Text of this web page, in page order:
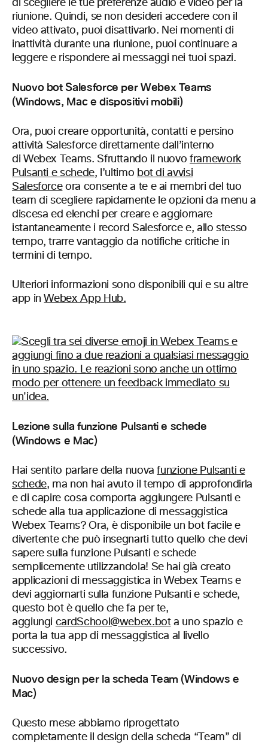
di scegliere le tue preferenze audio e video per la
riunione. Quindi, se non desideri accedere con il
video attivato, puoi disattivarlo. Nei momenti di
inattività durante una riunione, puoi continuare a
leggere e rispondere ai messaggi nei tuoi spazi.
Nuovo bot Salesforce per Webex Teams
(Windows, Mac e dispositivi mobili)
Ora, puoi creare opportunità, contatti e persino
attività Salesforce direttamente dall’interno
di Webex Teams. Sfruttando il nuovoframework
Pulsanti e schede, l’ultimo bot di avvisi
Salesforceora consente a te e ai membri del tuo
team di scegliere rapidamente le opzioni da menu a
discesa ed elenchi per creare e aggiornare
istantaneamente i record Salesforce e, allo stesso
tempo, trarre vantaggio da notifiche critiche in
termini di tempo.
Ulteriori informazioni sono disponibili qui e su altre
app inWebex App Hub.
Lezione sulla funzione Pulsanti e schede
(Windows e Mac)
Hai sentito parlare della nuovafunzione Pulsanti e
schede, ma non hai avuto il tempo di approfondirla
e di capire cosa comporta aggiungere Pulsanti e
schede alla tua applicazione di messaggistica
Webex Teams? Ora, è disponibile un bot facile e
divertente che può insegnarti tutto quello che devi
sapere sulla funzione Pulsanti e schede
semplicemente utilizzandola! Se hai già creato
applicazioni di messaggistica in Webex Teams e
devi aggiornarti sulla funzione Pulsanti e schede,
questo bot è quello che fa per te,
aggiungi cardSchool@webex.bota uno spazio e
porta la tua app di messaggistica al livello
successivo.
Nuovo design per la scheda Team (Windows e
Mac)
Questo mese abbiamo riprogettato
completamente il design della scheda “Team” di